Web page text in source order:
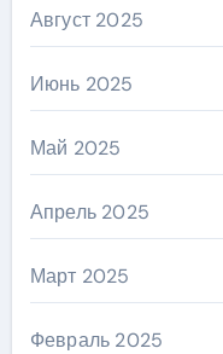
Август 2025
Июнь 2025
Май 2025
Апрель 2025
Март 2025
Февраль 2025